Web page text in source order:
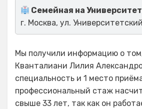
Семейная на
г. Москва, ул.
Мы получили информацию о
Кванталиани Лилия
специальность и 1 место
профессиональный стаж
свыше 33 лет, так как он